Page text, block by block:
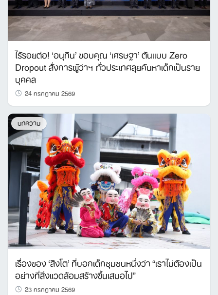
ไร้รอยต่อ! ‘อนุทิน’ ขอบคุณ ‘เศรษฐา’ ต้นแบบ Zero
Dropout สั่งการผู้ว่าฯ ทั่วประเทศลุยค้นหาเด็กเป็นราย
บุคคล
24 กรกฎาคม 2569
บทความ
เรื่องของ ‘สิงโต’ ที่บอกเด็กชุมชนหนึ่งว่า “เราไม่ต้องเป็น
อย่างที่สิ่งแวดล้อมสร้างขึ้นเสมอไป”
23 กรกฎาคม 2569